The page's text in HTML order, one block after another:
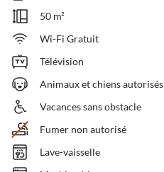
50 m²
Wi-Fi Gratuit
Télévision
Animaux et chiens autorisés
Vacances sans obstacle
Fumer non autorisé
Lave-vaisselle